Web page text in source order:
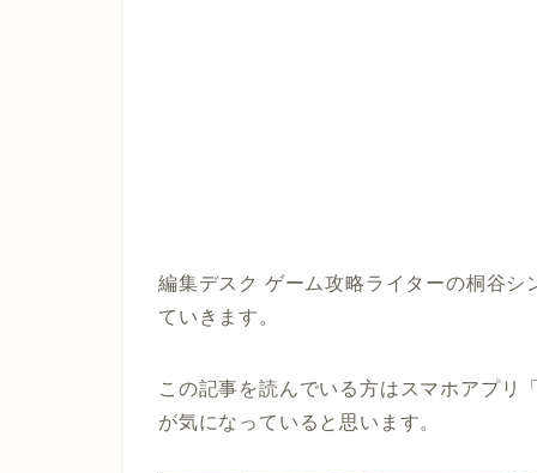
編集デスク ゲーム攻略ライターの桐谷
ていきます。
この記事を読んでいる方はスマホアプリ
が気になっていると思います。